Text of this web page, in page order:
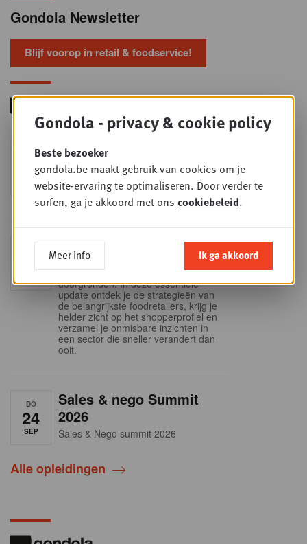
Gondola Newsletter
Blijf voorop in retail & foodservice!
WOE
9
SEP
Foodservice - Joint
business planning
Intro to Negotiation: Succes aan de
onderhandelingstafel is geen toeval!
15
Into Retail - Sold out
Mis deze unieke kans niet om het
Belgische retaillandschap volledig te
doorgronden. In deze essentiële
update ontdek je de strategieën van
de belangrijkste foodretailers, krijg je
helder zicht op het shopperprofiel en
verzamel je onmisbare inzichten in
een sector die sneller verandert dan
ooit.
DO
24
SEP
Sales & nego Summit
2026
Sales & Nego summit 2026
Alle opleidingen
Gondola - privacy & cookie policy
Beste bezoeker
gondola.be maakt gebruik van cookies om je
website-ervaring te optimaliseren. Door verder te
surfen, ga je akkoord met ons cookiebeleid.
Meer info Ik ga akkoord